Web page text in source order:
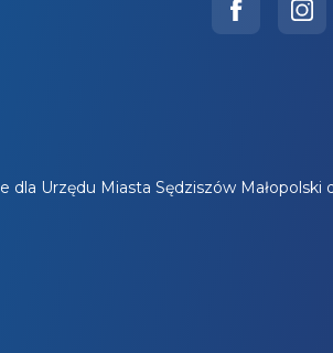
dla Urzędu Miasta Sędziszów Małopolski